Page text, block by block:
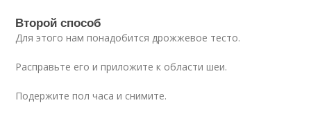
Второй способ
Для этого нам понадобится дрожжевое тесто.
Расправьте его и приложите к области шеи.
Подержите пол часа и снимите.